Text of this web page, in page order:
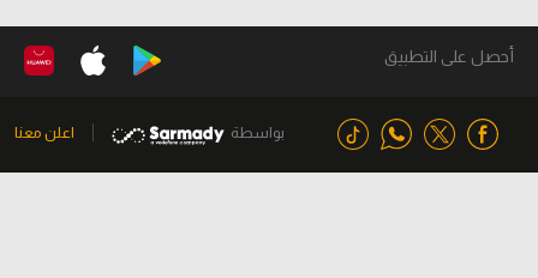
أحصل على التطبيق
بواسطة اعلن معنا